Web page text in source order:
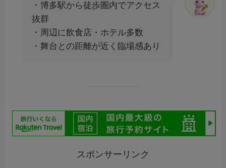
・博多駅から徒歩圏内でアクセス
抜群
・周辺に飲食店・ホテル多数
・舞台との距離が近く臨場感あり
スポンサーリンク